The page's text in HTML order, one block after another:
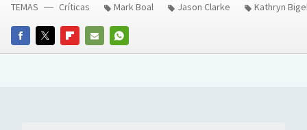
FACEBOOKTWITTERFLIPBOARD
E-
WHATSAPP
TEMAS Críticas Mark Boal Jason Clarke Kathryn